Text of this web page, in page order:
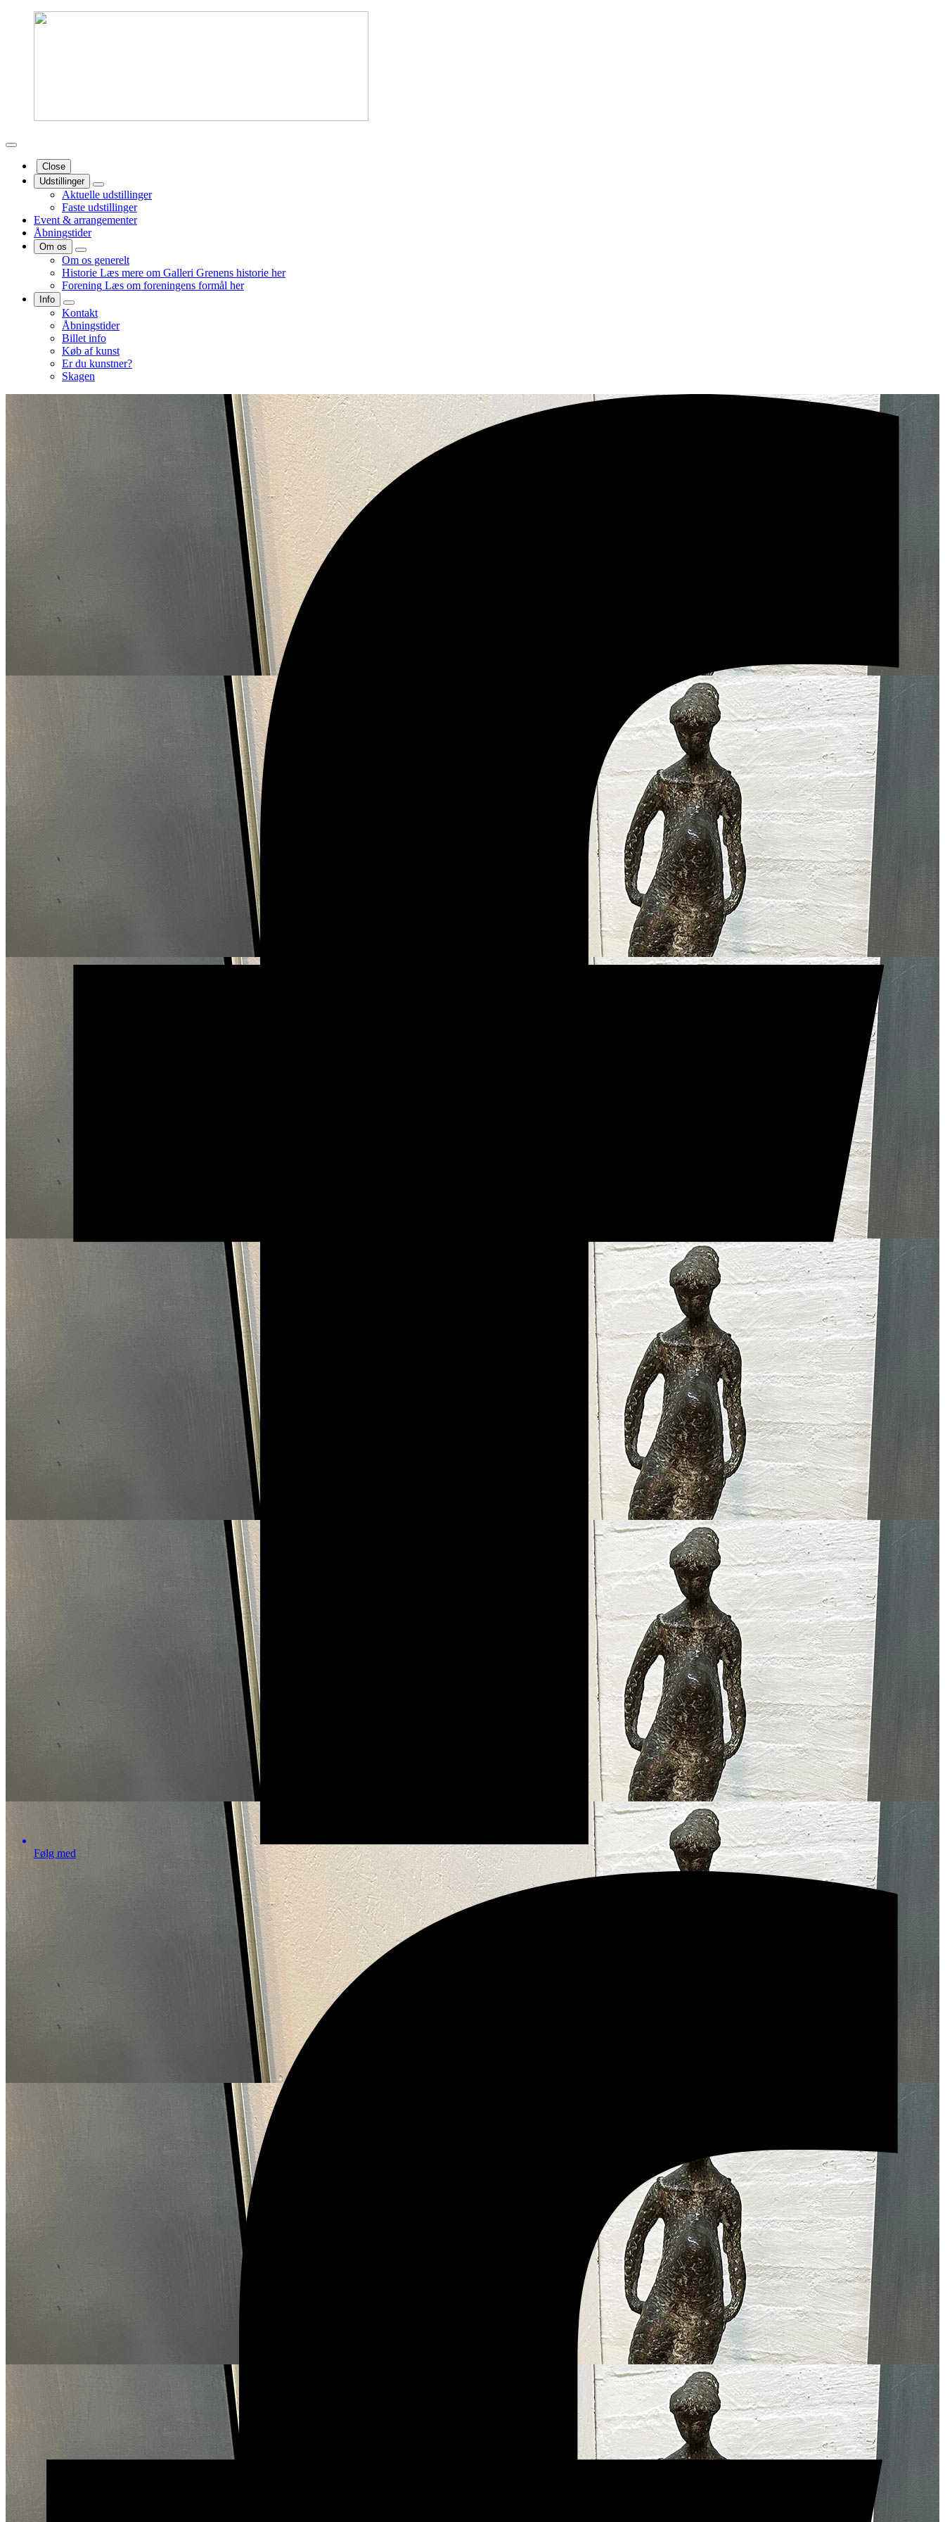
Close
Udstillinger
Aktuelle udstillinger
Faste udstillinger
Event & arrangementer
Åbningstider
Om os
Om os generelt
Historie Læs mere om Galleri Grenens historie her
Forening Læs om foreningens formål her
Info
Kontakt
Åbningstider
Billet info
Køb af kunst
Er du kunstner?
Skagen
Følg med